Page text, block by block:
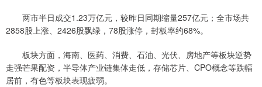
两市半日成交1.23万亿元，较昨日同期缩量257亿元；全市场共
2858股上涨、2426股飘绿，78股涨停，封板率约68%。
板块方面，海南、医药、消费、石油、光伏、房地产等板块逆势
走强芒果配资，半导体产业链集体走低，存储芯片、CPO概念等跌幅
居前，有色等板块表现疲弱。